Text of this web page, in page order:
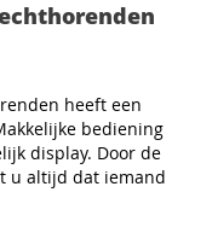
heeft een
bediening
display. Door de
u altijd dat iemand